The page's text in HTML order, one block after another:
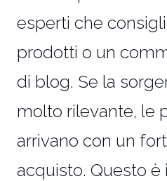
esperti che
prodotti o un
di blog. Se la
molto rilevante, le
arrivano con un
acquisto. Questo